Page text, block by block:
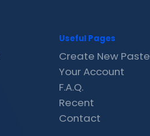
Useful Pages
Create New Paste
Your Account
F.A.Q.
Recent
Contact